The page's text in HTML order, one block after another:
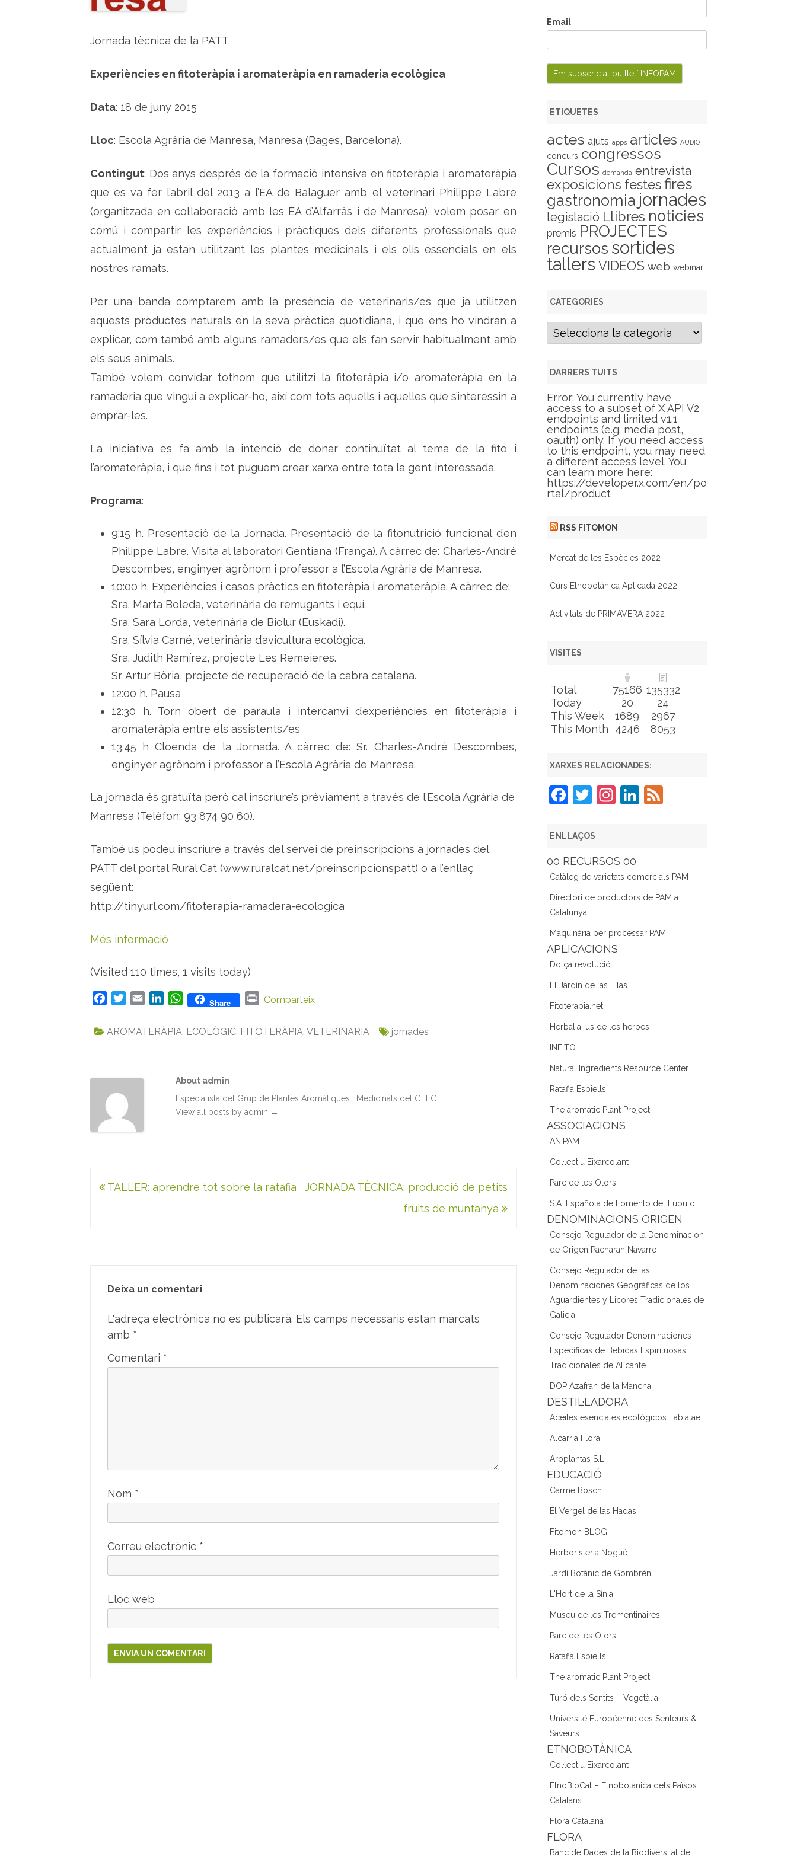
r
o
e
à
p
a
n
a
i
a
e
c
l
a
Jornada tècnica de la PATT
Experiències en fitoteràpia i aromateràpia en ramaderia ecològica
Data: 18 de juny 2015
Lloc: Escola Agrària de Manresa, Manresa (Bages, Barcelona).
Contingut: Dos anys després de la formació intensiva en fitoteràpia i aromateràpia
que es va fer l’abril del 2013 a l’EA de Balaguer amb el veterinari Philippe Labre
(organitzada en col·laboració amb les EA d’Alfarràs i de Manresa), volem posar en
comú i compartir les experiències i pràctiques dels diferents professionals que
actualment ja estan utilitzant les plantes medicinals i els olis essencials en els
nostres ramats.
Per una banda comptarem amb la presència de veterinaris/es que ja utilitzen
aquests productes naturals en la seva pràctica quotidiana, i que ens ho vindran a
explicar, com també amb alguns ramaders/es que els fan servir habitualment amb
els seus animals.
També volem convidar tothom que utilitzi la fitoteràpia i/o aromateràpia en la
ramaderia que vingui a explicar-ho, així com tots aquells i aquelles que s’interessin a
emprar-les.
La iniciativa es fa amb la intenció de donar continuïtat al tema de la fito i
l’aromateràpia, i que fins i tot puguem crear xarxa entre tota la gent interessada.
Programa:
9:15 h. Presentació de la Jornada. Presentació de la fitonutrició funcional d’en
Philippe Labre. Visita al laboratori Gentiana (França). A càrrec de: Charles-André
Descombes, enginyer agrònom i professor a l’Escola Agrària de Manresa.
10:00 h. Experiències i casos pràctics en fitoteràpia i aromateràpia. A càrrec de:
Sra. Marta Boleda, veterinària de remugants i equí.
Sra. Sara Lorda, veterinària de Biolur (Euskadi).
Sra. Sílvia Carné, veterinària d’avicultura ecològica.
Sra. Judith Ramírez, projecte Les Remeieres.
Sr. Artur Bòria, projecte de recuperació de la cabra catalana.
12:00 h. Pausa
12:30 h. Torn obert de paraula i intercanvi d’experiències en fitoteràpia i
aromateràpia entre els assistents/es
13.45 h Cloenda de la Jornada. A càrrec de: Sr. Charles-André Descombes,
enginyer agrònom i professor a l’Escola Agrària de Manresa.
La jornada és gratuïta però cal inscriure’s prèviament a través de l’Escola Agrària de
Manresa (Telèfon: 93 874 90 60).
També us podeu inscriure a través del servei de preinscripcions a jornades del
PATT del portal Rural Cat (www.ruralcat.net/preinscripcionspatt) o a l’enllaç
següent:
http://tinyurl.com/fitoterapia-ramadera-ecologica
Més informació
(Visited 110 times, 1 visits today)
c
k
i
a
n
W
a
p
p
Share
P
i
Comparteix
AROMATERÀPIA, ECOLÒGIC, FITOTERÀPIA, VETERINARIA jornades
About admin
Especialista del Grup de Plantes Aromàtiques i Medicinals del CTFC
View all posts by admin →
Navegació
TALLER: aprendre tot sobre la ratafia
JORNADA TÈCNICA: producció de petits
fruits de muntanya
Deixa un comentari
L'adreça electrònica no es publicarà. Els camps necessaris estan marcats
amb *
Comentari *
Nom *
Correu electrònic *
Lloc web
Email
ETIQUETES
actes ajuts apps articles AUDIO
concurs congressos
Cursos demanda entrevista
exposicions festes fires
gastronomia jornades
legislació Llibres noticies
premis PROJECTES
recursos sortides
tallers VIDEOS web webinar
CATEGORIES
C
g
r
i
e
s
DARRERS TUITS
Error: You currently have
access to a subset of X API V2
endpoints and limited v1.1
endpoints (e.g. media post,
oauth) only. If you need access
to this endpoint, you may need
a different access level. You
can learn more here:
https://developer.x.com/en/po
rtal/product
RSS FITOMON
Mercat de les Espècies 2022
Curs Etnobotánica Aplicada 2022
Activitats de PRIMAVERA 2022
VISITES
Total 75166 135332
Today
20
24
This Week
1689
2967
This Month
4246 8053
XARXES RELACIONADES:
F
c
e
b
o
o
k
T
itt
er
In
gr
a
m
Li
dI
n
F
ENLLAÇOS
00 RECURSOS 00
Catàleg de varietats comercials PAM
Directori de productors de PAM a
Catalunya
Maquinària per processar PAM
APLICACIONS
Dolça revolució
El Jardín de las Lilas
Fitoterapia.net
Herbalia: us de les herbes
INFITO
Natural Ingredients Resource Center
Ratafia Espiells
The aromatic Plant Project
ASSOCIACIONS
ANIPAM
Col·lectiu Eixarcolant
Parc de les Olors
S.A. Española de Fomento del Lúpulo
DENOMINACIONS ORIGEN
Consejo Regulador de la Denominacion
de Origen Pacharan Navarro
Consejo Regulador de las
Denominaciones Geográficas de los
Aguardientes y Licores Tradicionales de
Galicia
Consejo Regulador Denominaciones
Específicas de Bebidas Espirituosas
Tradicionales de Alicante
DOP Azafran de la Mancha
DESTIL·LADORA
Aceites esenciales ecológicos Labiatae
Alcarria Flora
Aroplantas S.L.
EDUCACIÓ
Carme Bosch
El Vergel de las Hadas
Fitomon BLOG
Herboristeria Nogué
Jardí Botànic de Gombrèn
L'Hort de la Sínia
Museu de les Trementinaires
Parc de les Olors
Ratafia Espiells
The aromatic Plant Project
Turó dels Sentits – Vegetàlia
Université Européenne des Senteurs &
Saveurs
ETNOBOTÀNICA
Col·lectiu Eixarcolant
EtnoBioCat – Etnobotànica dels Països
Catalans
Flora Catalana
FLORA
Banc de Dades de la Biodiversitat de